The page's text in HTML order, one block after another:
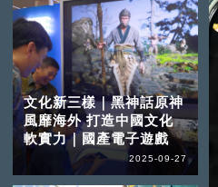
文化新三樣｜黑神話原神
風靡海外 打造中國文化
軟實力｜國產電子遊戲
2025-09-27